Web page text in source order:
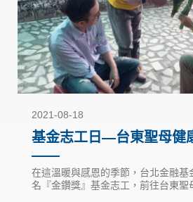
2021-08-18
基金志工日—台東聖母健
莊、台東迦南銀髮生活福
（2018）
在這溫暖與感恩的季節，台北金融基
名『金鑽獎』基金志工，前往台東聖